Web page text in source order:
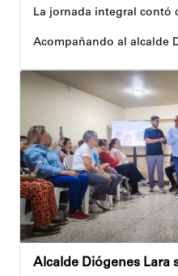
La jornada integral contó
Acompañando al alcalde
Al respecto, señaló dos
Precisamente, el Plan
Andyvell Román